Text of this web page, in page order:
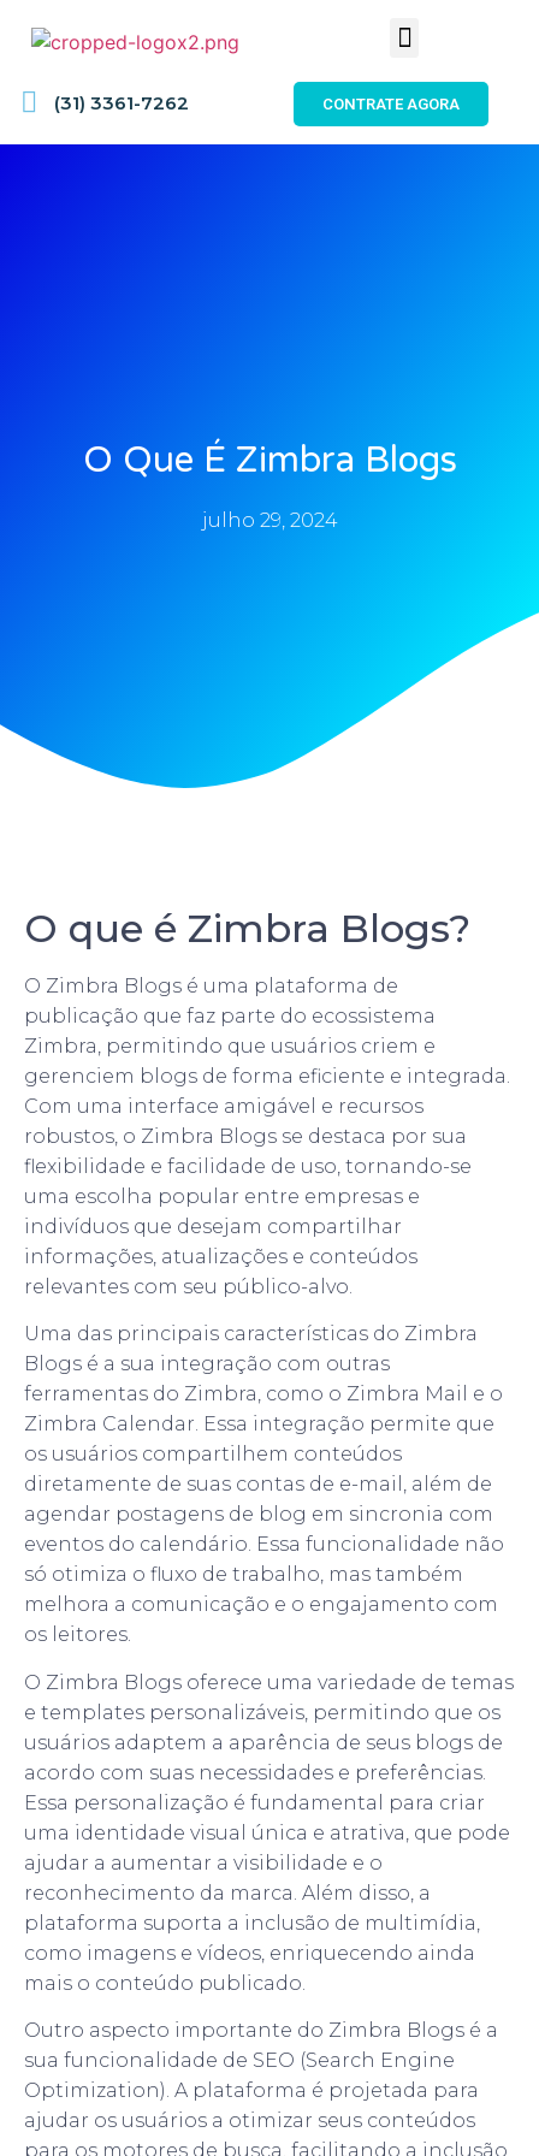
(31) 3361-7262 CONTRATE AGORA
O Que É Zimbra Blogs
julho 29, 2024
O que é Zimbra Blogs?
O Zimbra Blogs é uma plataforma de
publicação que faz parte do ecossistema
Zimbra, permitindo que usuários criem e
gerenciem blogs de forma eficiente e integrada.
Com uma interface amigável e recursos
robustos, o Zimbra Blogs se destaca por sua
flexibilidade e facilidade de uso, tornando-se
uma escolha popular entre empresas e
indivíduos que desejam compartilhar
informações, atualizações e conteúdos
relevantes com seu público-alvo.
Uma das principais características do Zimbra
Blogs é a sua integração com outras
ferramentas do Zimbra, como o Zimbra Mail e o
Zimbra Calendar. Essa integração permite que
os usuários compartilhem conteúdos
diretamente de suas contas de e-mail, além de
agendar postagens de blog em sincronia com
eventos do calendário. Essa funcionalidade não
só otimiza o fluxo de trabalho, mas também
melhora a comunicação e o engajamento com
os leitores.
O Zimbra Blogs oferece uma variedade de temas
e templates personalizáveis, permitindo que os
usuários adaptem a aparência de seus blogs de
acordo com suas necessidades e preferências.
Essa personalização é fundamental para criar
uma identidade visual única e atrativa, que pode
ajudar a aumentar a visibilidade e o
reconhecimento da marca. Além disso, a
plataforma suporta a inclusão de multimídia,
como imagens e vídeos, enriquecendo ainda
mais o conteúdo publicado.
Outro aspecto importante do Zimbra Blogs é a
sua funcionalidade de SEO (Search Engine
Optimization). A plataforma é projetada para
ajudar os usuários a otimizar seus conteúdos
para os motores de busca, facilitando a inclusão